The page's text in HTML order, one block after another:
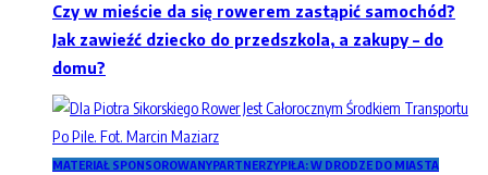
Czy w mieście da się rowerem zastąpić samochód?
Jak zawieźć dziecko do przedszkola, a zakupy – do
domu?
MATERIAŁ SPONSOROWANYPARTNERZYPIŁA: W DRODZE DO MIASTA